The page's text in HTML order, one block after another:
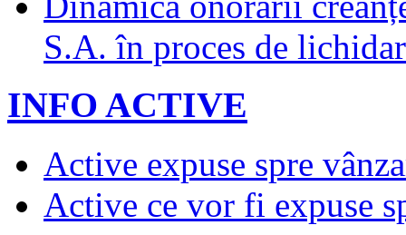
S.A. în proces de
INFO ACTIVE
Active expuse spre
Active ce vor fi expuse